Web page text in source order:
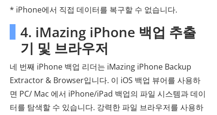
* iPhone에서 직접 데이터를 복구할 수 없습니다.
4. iMazing iPhone 백업 추출
기 및 브라우저
네 번째 iPhone 백업 리더는 iMazing iPhone Backup
Extractor & Browser입니다. 이 iOS 백업 뷰어를 사용하
면 PC/ Mac 에서 iPhone/iPad 백업의 파일 시스템과 데이
터를 탐색할 수 있습니다. 강력한 파일 브라우저를 사용하